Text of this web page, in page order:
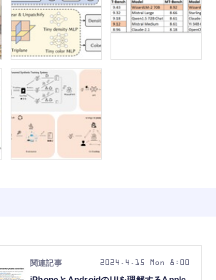
2024.4.15 Mon 8:00